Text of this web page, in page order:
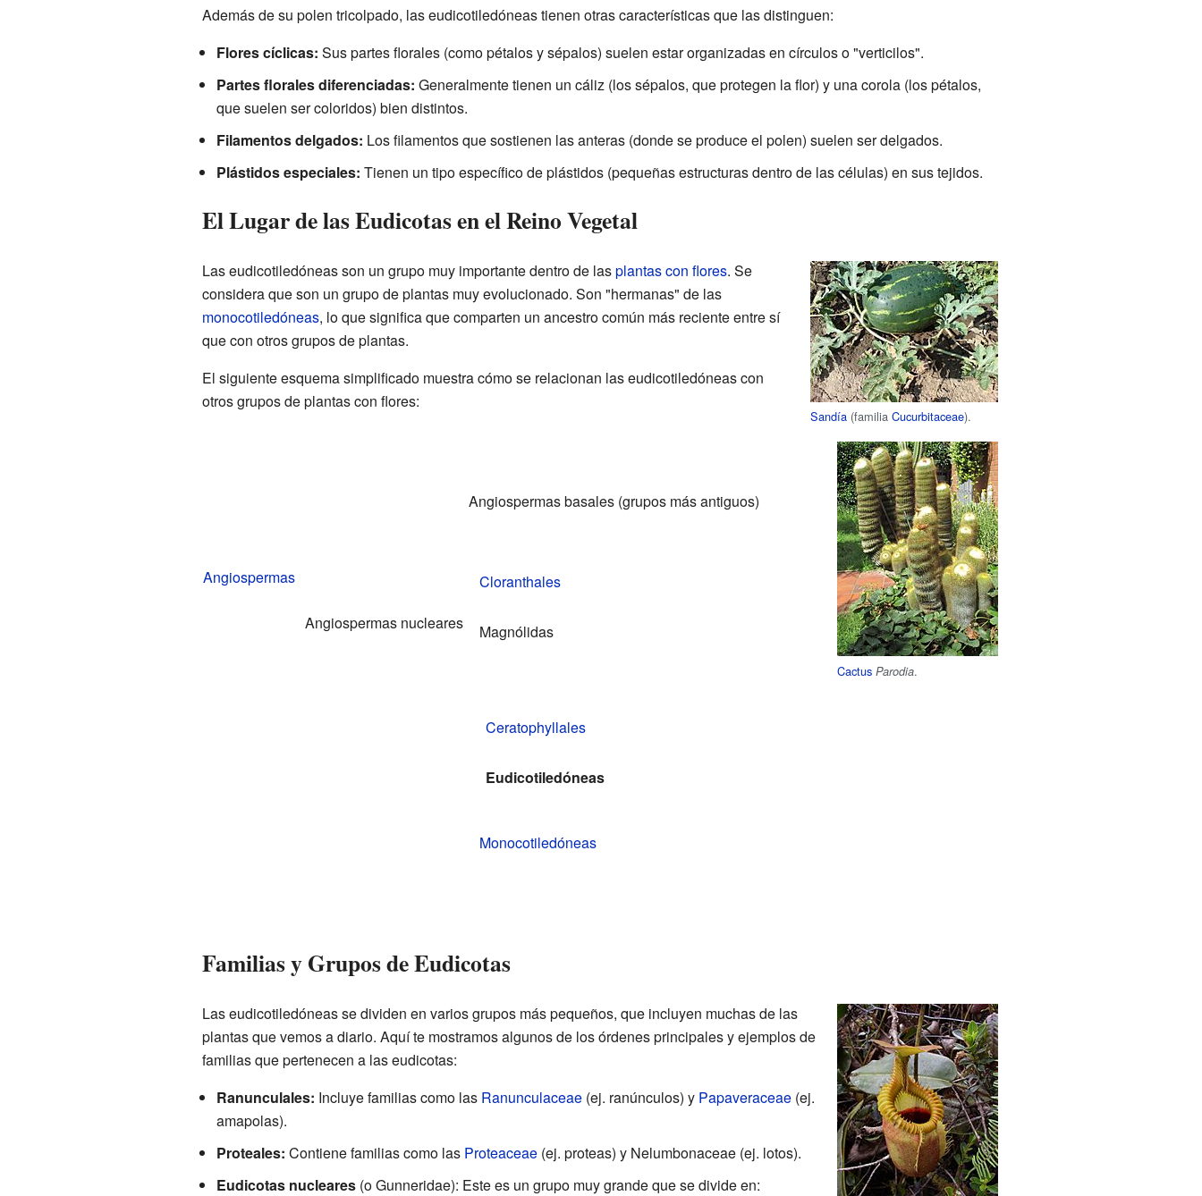
Además de su polen tricolpado, las eudicotiledóneas tienen otras características que las distinguen:
Flores cíclicas: Sus partes florales (como pétalos y sépalos) suelen estar organizadas en círculos o "verticilos".
Partes florales diferenciadas: Generalmente tienen un cáliz (los sépalos, que protegen la flor) y una corola (los pétalos,
que suelen ser coloridos) bien distintos.
Filamentos delgados: Los filamentos que sostienen las anteras (donde se produce el polen) suelen ser delgados.
Plástidos especiales: Tienen un tipo específico de plástidos (pequeñas estructuras dentro de las células) en sus tejidos.
El Lugar de las Eudicotas en el Reino Vegetal
Sandía (familiaCucurbitaceae).
Cactus Parodia.
Las eudicotiledóneas son un grupo muy importante dentro de lasplantas con flores. Se
considera que son un grupo de plantas muy evolucionado. Son "hermanas" de las
monocotiledóneas, lo que significa que comparten un ancestro común más reciente entre sí
que con otros grupos de plantas.
El siguiente esquema simplificado muestra cómo se relacionan las eudicotiledóneas con
otros grupos de plantas con flores:
Angiospermas
Angiospermas basales (grupos más antiguos)
Angiospermas nucleares
Cloranthales
Magnólidas
Ceratophyllales
Eudicotiledóneas
Monocotiledóneas
Familias y Grupos de Eudicotas
Las eudicotiledóneas se dividen en varios grupos más pequeños, que incluyen muchas de las
plantas que vemos a diario. Aquí te mostramos algunos de los órdenes principales y ejemplos de
familias que pertenecen a las eudicotas:
Ranunculales: Incluye familias como las Ranunculaceae(ej. ranúnculos) y Papaveraceae(ej.
amapolas).
Proteales: Contiene familias como las Proteaceae(ej. proteas) y Nelumbonaceae (ej. lotos).
Eudicotas nucleares(o Gunneridae): Este es un grupo muy grande que se divide en: